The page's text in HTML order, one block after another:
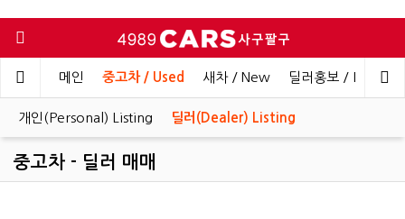
메인 중고차 / Used 새차 / New 딜러홍보 / Dealer
개인(Personal) Listing 딜러(Dealer) Listing
중고차 - 딜러 매매